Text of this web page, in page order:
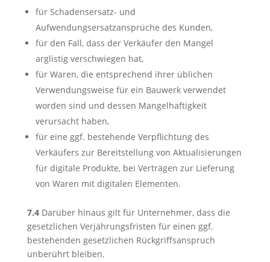
für Schadensersatz- und
Aufwendungsersatzansprüche des Kunden,
für den Fall, dass der Verkäufer den Mangel
arglistig verschwiegen hat,
für Waren, die entsprechend ihrer üblichen
Verwendungsweise für ein Bauwerk verwendet
worden sind und dessen Mangelhaftigkeit
verursacht haben,
für eine ggf. bestehende Verpflichtung des
Verkäufers zur Bereitstellung von Aktualisierungen
für digitale Produkte, bei Verträgen zur Lieferung
von Waren mit digitalen Elementen.
7.4Darüber hinaus gilt für Unternehmer, dass die
gesetzlichen Verjährungsfristen für einen ggf.
bestehenden gesetzlichen Rückgriffsanspruch
unberührt bleiben.